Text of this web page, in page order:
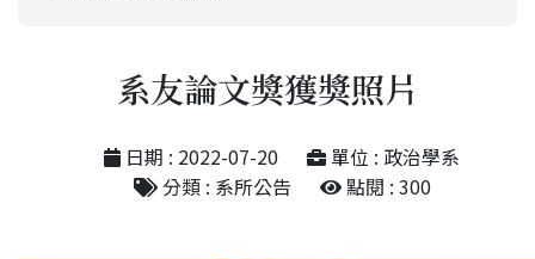
系友論文獎獲獎照片
日期 : 2022-07-20
單位 : 政治學系
分類 : 系所公告
點閱 : 300